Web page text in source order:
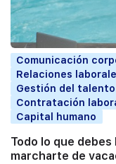
Comunicación
Relaciones
Gestión del
Contratación
Capital humano
Todo lo que debes
marcharte de